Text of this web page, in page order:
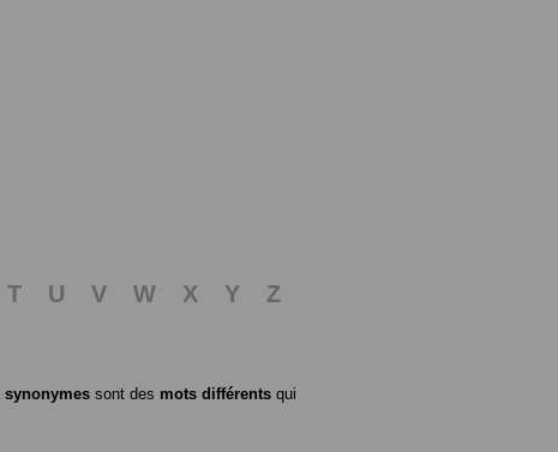
T U V W X Y
Z
synonymes sont des mots différents qui